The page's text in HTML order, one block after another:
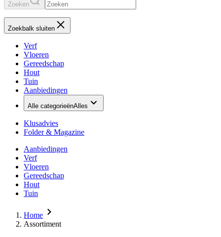
Zoeken
Zoekbalk sluiten
Verf
Vloeren
Gereedschap
Hout
Tuin
Aanbiedingen
Alle categorieënAlles
Klusadvies
Folder & Magazine
Aanbiedingen
Verf
Vloeren
Gereedschap
Hout
Tuin
Home
Assortiment